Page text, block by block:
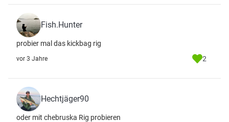
Fish.Hunter
probier mal das kickbag rig
vor 3 Jahre 2
Hechtjäger90
oder mit chebruska Rig probieren